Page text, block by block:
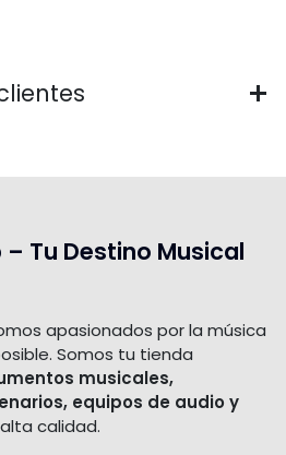
– Tu Destino Musical
apasionados por la música
Somos tu tienda
musicales,
equipos de audio y
calidad.